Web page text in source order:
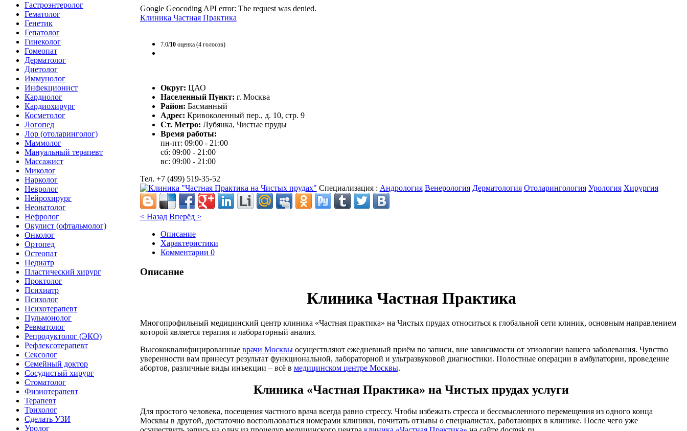
Google Geocoding API error: The request was denied.
Клиника Частная Практика
7.0/10оценка (4 голосов)
Округ: ЦАО
Населенный Пункт: г. Москва
Район: Басманный
Адрес: Кривоколенный пер., д. 10, стр. 9
Ст. Метро: Лубянка, Чистые пруды
Время работы:
пн-пт: 09:00 - 21:00
сб: 09:00 - 21:00
вс: 09:00 - 21:00
Тел. +7 (499) 519-35-52
Специализация : Андрология Венерология Дерматология Отоларингология Урология Хирургия
< Назад Вперёд >
Описание
Характеристики
Комментарии 0
Описание
Клиника Частная Практика
Многопрофильный медицинский центр клиника «Частная практика» на Чистых прудах относиться к глобальной сети клиник, основным направлением
которой является терапия и лабораторный анализ.
Высококвалифицированные врачи Москвыосуществляют ежедневный приём по записи, вне зависимости от этиологии вашего заболевания. Чувство
уверенности вам принесут результат функциональной, лабораторной и ультразвуковой диагностики. Полостные операции в амбулатории, проведение
абортов, различные виды инъекции – всё в медицинском центре Москвы.
Клиника «Частная Практика» на Чистых прудах услуги
Для простого человека, посещения частного врача всегда равно стрессу. Чтобы избежать стресса и бессмысленного перемещения из одного конца
Москвы в другой, достаточно воспользоваться номерами клиники, почитать отзывы о специалистах, работающих в клинике. После чего уже
Гастроэнтеролог
Гематолог
Генетик
Гепатолог
Гинеколог
Гомеопат
Дерматолог
Диетолог
Иммунолог
Инфекционист
Кардиолог
Кардиохирург
Косметолог
Логопед
Лор (отоларинголог)
Маммолог
Мануальный терапевт
Массажист
Миколог
Нарколог
Невролог
Нейрохирург
Неонатолог
Нефролог
Окулист (офтальмолог)
Онколог
Ортопед
Остеопат
Педиатр
Пластический хирург
Проктолог
Психиатр
Психолог
Психотерапевт
Пульмонолог
Ревматолог
Репродуктолог (ЭКО)
Рефлексотерапевт
Сексолог
Семейный доктор
Сосудистый хирург
Стоматолог
Физиотерапевт
Терапевт
Трихолог
Сделать УЗИ
Уролог